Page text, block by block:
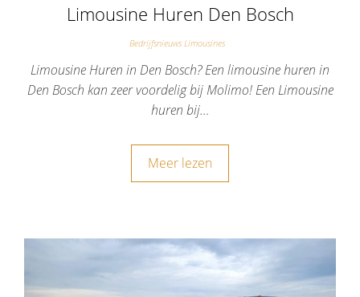
Limousine Huren Den Bosch
Bedrijfsnieuws Limousines
Limousine Huren in Den Bosch? Een limousine huren in
Den Bosch kan zeer voordelig bij Molimo! Een Limousine
huren bij…
Meer lezen